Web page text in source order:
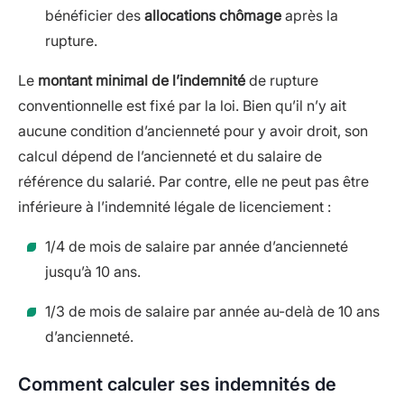
bénéficier des allocations chômage après la
rupture.
Le montant minimal de l’indemnité de rupture
conventionnelle est fixé par la loi. Bien qu’il n’y ait
aucune condition d’ancienneté pour y avoir droit, son
calcul dépend de l’ancienneté et du salaire de
référence du salarié. Par contre, elle ne peut pas être
inférieure à l’indemnité légale de licenciement :
1/4 de mois de salaire par année d’ancienneté
jusqu’à 10 ans.
1/3 de mois de salaire par année au-delà de 10 ans
d’ancienneté.
Comment calculer ses indemnités de